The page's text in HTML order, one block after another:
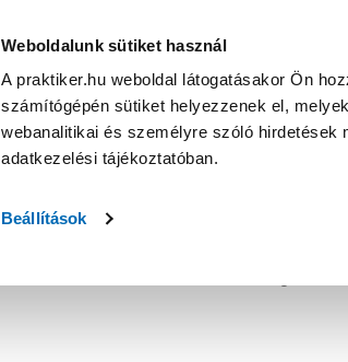
Weboldalunk sütiket használ
A praktiker.hu weboldal látogatásakor Ön
számítógépén sütiket helyezzenek el,
webanalitikai és személyre szóló hirdetések
adatkezelési tájékoztatóban.
Beállítások